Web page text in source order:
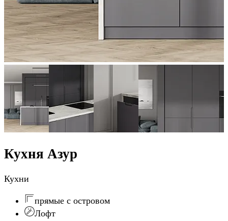
Кухня Азур
Кухни
прямые с островом
Лофт